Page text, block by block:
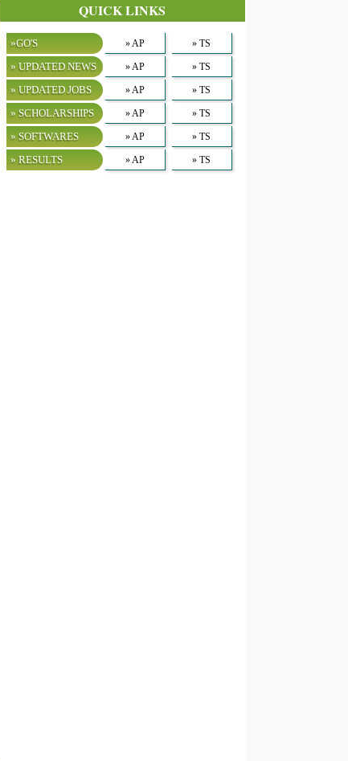
QUICK LINKS
»GO'S » AP » TS
» UPDATED NEWS » AP » TS
» UPDATED JOBS » AP » TS
» SCHOLARSHIPS » AP » TS
» SOFTWARES » AP » TS
» RESULTS » AP » TS